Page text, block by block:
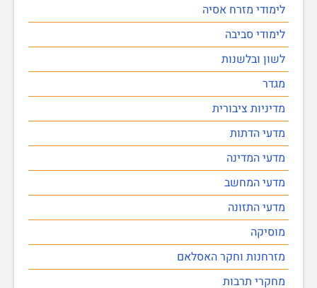
לימודי מזרח אסיה
לימודי סביבה
לשון ובלשנות
מגדר
מדיניות ציבורית
מדעי הדתות
מדעי המדינה
מדעי המחשב
מדעי התזונה
מוסיקה
מזרחנות וחקר האסלאם
מחקרי תרבות